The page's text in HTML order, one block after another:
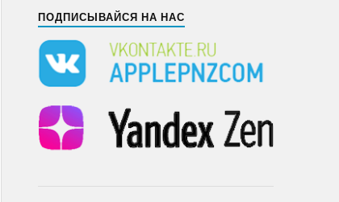
ПОДПИСЫВАЙСЯ НА НАС